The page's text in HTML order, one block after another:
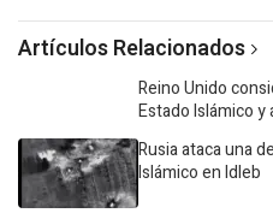
Artículos Relacionados
Reino Unido
Estado Islámico y
Rusia ataca una
Islámico en Idleb